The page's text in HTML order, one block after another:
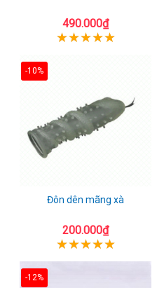
490.000₫
-10%
Đôn dên mãng xà
200.000₫
-12%